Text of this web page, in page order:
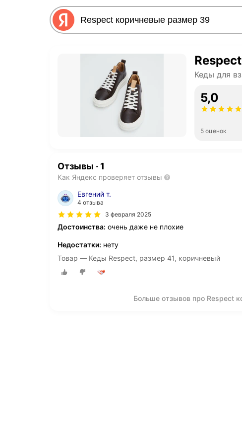
Кеды для
5,0
5 оценок
Отзывы · 1
Как Яндекс проверяет отзывы
Евгений т.
4 отзыва
3 февраля 2025
Достоинства: очень даже не плохие
Недостатки: нету
Товар — Кеды Respect, размер 41, коричневый
Больше отзывов про Respect